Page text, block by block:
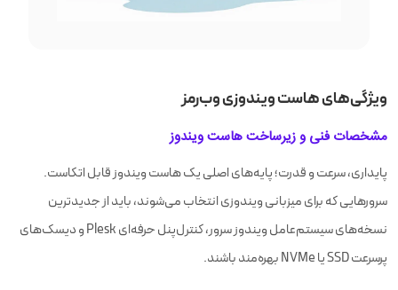
ویژگی‌های هاست ویندوزی وب‌رمز
مشخصات فنی و زیرساخت هاست ویندوز
پایداری، سرعت و قدرت؛ پایه‌های اصلی یک هاست ویندوز قابل اتکاست.
سرورهایی که برای میزبانی ویندوزی انتخاب می‌شوند، باید از جدیدترین
نسخه‌های سیستم‌عامل ویندوز سرور، کنترل‌پنل حرفه‌ای Plesk و دیسک‌های
پرسرعت SSD یا NVMe بهره‌مند باشند.